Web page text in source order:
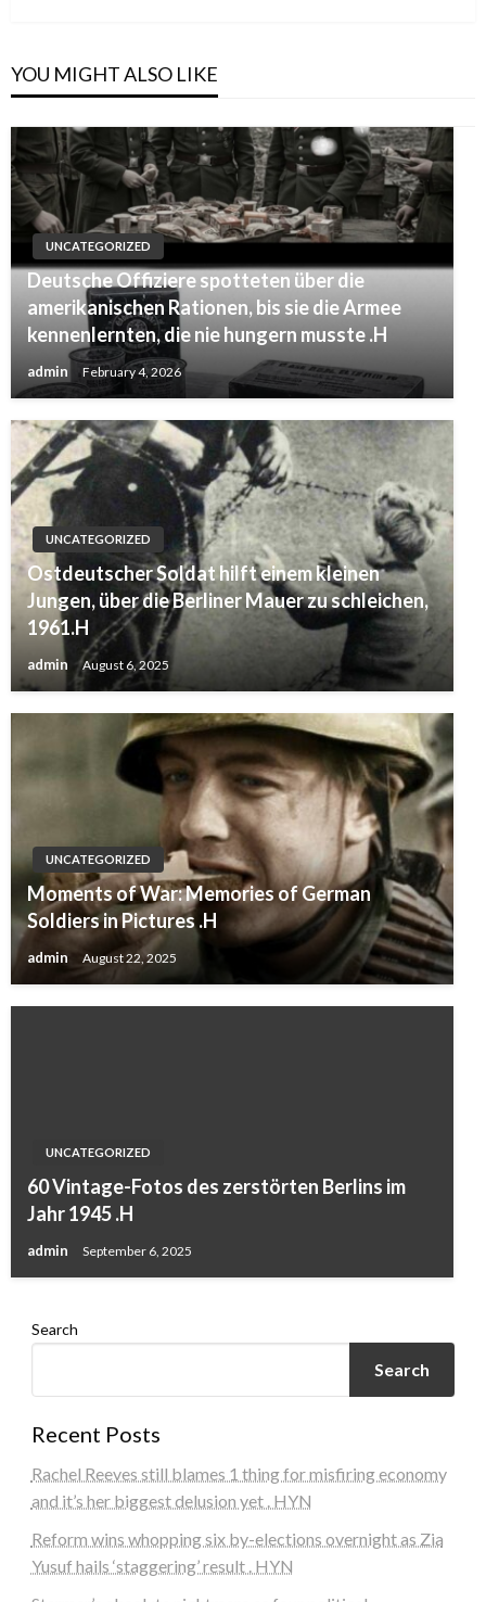
Sonnenlicht scheint im August 1961 auf den
Stacheldraht und die Blöcke der Berliner Mauer.
Im August 1961 versucht ein ostdeutscher Polizist,
Fotografen mit von einem Spiegel reflektiertem
Sonnenlicht am Fotografieren zu hindern.
Im August 1961 versucht ein Westberliner Kleinkind,
YOU MIGHT ALSO LIKE
UNCATEGORIZED
Deutsche Offiziere spotteten über die
amerikanischen Rationen, bis sie die Armee
kennenlernten, die nie hungern musste .H
admin February 4, 2026
UNCATEGORIZED
Ostdeutscher Soldat hilft einem kleinen
Jungen, über die Berliner Mauer zu schleichen,
1961.H
admin August 6, 2025
UNCATEGORIZED
Moments of War: Memories of German
Soldiers in Pictures .H
admin August 22, 2025
UNCATEGORIZED
60 Vintage-Fotos des zerstörten Berlins im
Jahr 1945 .H
admin September 6, 2025
Search
Search
Recent Posts
Rachel Reeves still blames 1 thing for misfiring economy
and it’s her biggest delusion yet . HYN
Reform wins whopping six by-elections overnight as Zia
Yusuf hails ‘staggering’ result . HYN